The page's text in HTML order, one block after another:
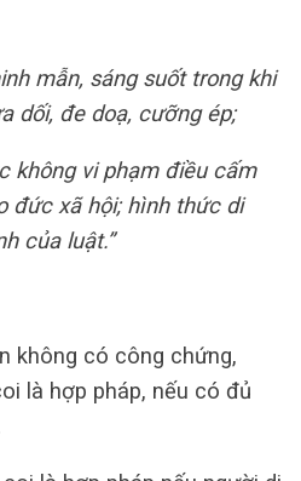
mẫn, sáng suốt trong khi
dối, đe doạ, cưỡng ép;
không vi phạm điều cấm
đức xã hội; hình thức di
của luật.”
không có công chứng,
là hợp pháp, nếu có đủ